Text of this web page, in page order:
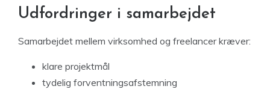
Udfordringer i samarbejdet
Samarbejdet mellem virksomhed og freelancer kræver:
klare projektmål
tydelig forventningsafstemning